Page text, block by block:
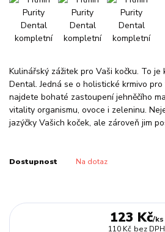
Kulinářský zážitek pro Vaši kočku. To je
Dental. Jedná se o holistické krmivo
najdete bohaté zastoupení jehněčího
vitality organismu, ovoce i zeleninu.
jazýčky Vašich koček, ale zároveň jim
Dostupnost Na dotaz
123 Kč/ks
110 Kč bez DPH